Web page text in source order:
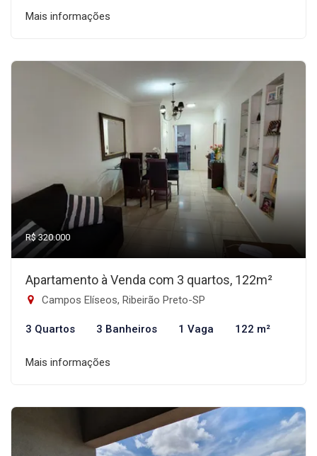
Mais informações
R$ 320.000
Apartamento à Venda com 3 quartos, 122m²
Campos Elíseos, Ribeirão Preto-SP
3 Quartos 3 Banheiros 1 Vaga 122 m²
Mais informações